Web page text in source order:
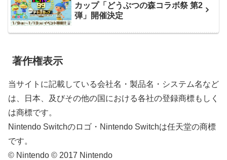
カップ「どうぶつの森コラボ祭 第2
弾」開催決定
著作権表示
当サイトに記載している会社名・製品名・システム名など
は、日本、及びその他の国における各社の登録商標もしく
は商標です。
Nintendo Switchのロゴ・Nintendo Switchは任天堂の商標
です。
© Nintendo © 2017 Nintendo